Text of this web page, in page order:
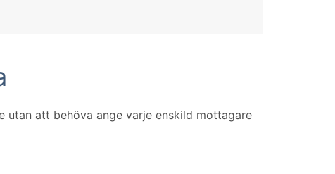
att behöva ange varje enskild mottagare